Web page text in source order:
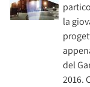
la
del
2016.